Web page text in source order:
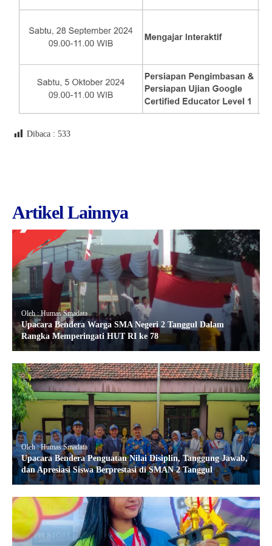
Dibaca : 533
Artikel Lainnya
Oleh : Humas Smadata
Upacara Bendera Warga SMA Negeri 2 Tanggul Dalam
Rangka Memperingati HUT RI ke 78
Oleh : Humas Smadata
Upacara Bendera Penguatan Nilai Disiplin, Tanggung Jawab,
dan Apresiasi Siswa Berprestasi di SMAN 2 Tanggul